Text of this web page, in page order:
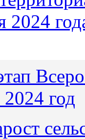
2024
год